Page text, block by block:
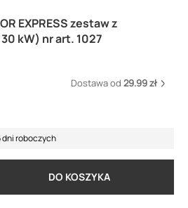
EXPRESS zestaw z
kW) nr art. 1027
Dostawa od 29.99 zł
dni roboczych
DO KOSZYKA